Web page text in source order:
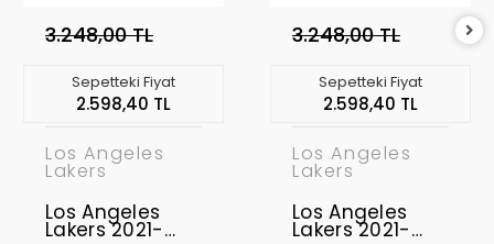
3.248,00 TL
Sepetteki Fiyat
2.598,40 TL
Los Angeles
Lakers
Los Angeles
Lakers 2021-
3.248,00 TL
Sepetteki Fiyat
2.598,40 TL
Los Angeles
Lakers
Los Angeles
Lakers 2021-